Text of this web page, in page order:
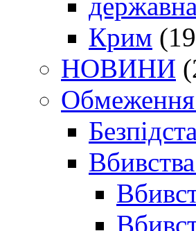
Крим
НОВИНИ
Обмеження